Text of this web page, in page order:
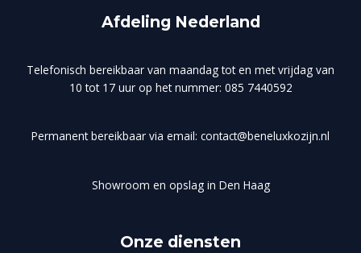
Afdeling Nederland
Telefonisch bereikbaar van maandag tot en met vrijdag van
10 tot 17 uur op het nummer: 085 7440592
Permanent bereikbaar via email: contact@beneluxkozijn.nl
Showroom en opslag in Den Haag
Onze diensten